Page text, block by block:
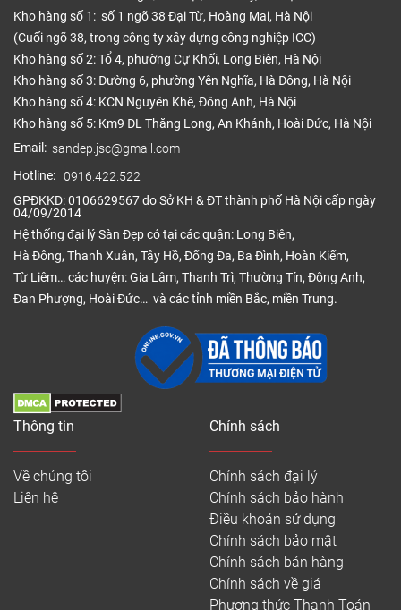
Kho hàng số 1: số 1 ngõ 38 Đại Từ, Hoàng Mai, Hà Nội
(Cuối ngõ 38, trong công ty xây dựng công nghiệp ICC)
Kho hàng số 2: Tổ 4, phường Cự Khối, Long Biên, Hà Nội
Kho hàng số 3: Đường 6, phường Yên Nghĩa, Hà Đông, Hà Nội
Kho hàng số 4: KCN Nguyên Khê, Đông Anh, Hà Nội
Kho hàng số 5: Km9 ĐL Thăng Long, An Khánh, Hoài Đức, Hà Nội
Email: sandep.jsc@gmail.com
Hotline: 0916.422.522
GPĐKKD: 0106629567 do Sở KH & ĐT thành phố Hà Nội cấp ngày
04/09/2014
Hệ thống đại lý Sàn Đẹp có tại các quận: Long Biên,
Hà Đông, Thanh Xuân, Tây Hồ, Đống Đa, Ba Đình, Hoàn Kiếm,
Từ Liêm… các huyện: Gia Lâm, Thanh Trì, Thường Tín, Đông Anh,
Đan Phượng, Hoài Đức… và các tỉnh miền Bắc, miền Trung.
Thông tin
Về chúng tôi
Liên hệ
Chính sách
Chính sách đại lý
Chính sách bảo hành
Điều khoản sử dụng
Chính sách bảo mật
Chính sách bán hàng
Chính sách về giá
Phương thức Thanh Toán